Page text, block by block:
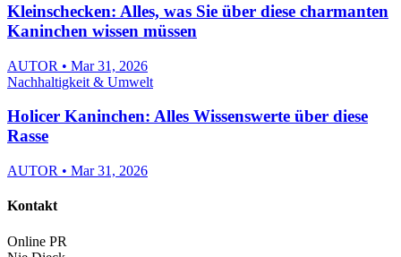
Kleinschecken: Alles, was Sie über diese charmanten
Kaninchen wissen müssen
AUTOR • Mar 31, 2026
Nachhaltigkeit & Umwelt
Holicer Kaninchen: Alles Wissenswerte über diese
Rasse
AUTOR • Mar 31, 2026
Kontakt
Online PR